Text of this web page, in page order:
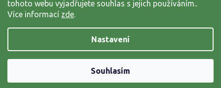
tohoto webu vyjadřujete souhlas s jejich používáním..
Více informací zde.
Nastavení
Souhlasím
Vytvořil Shoptet
Zahrada na niti. Všechna práva vyhrazena.